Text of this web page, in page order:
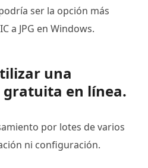
ser la opción más
a JPG en Windows.
una
en línea.
por lotes de varios
ni configuración.